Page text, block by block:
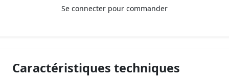
Se connecter pour commander
Caractéristiques techniques